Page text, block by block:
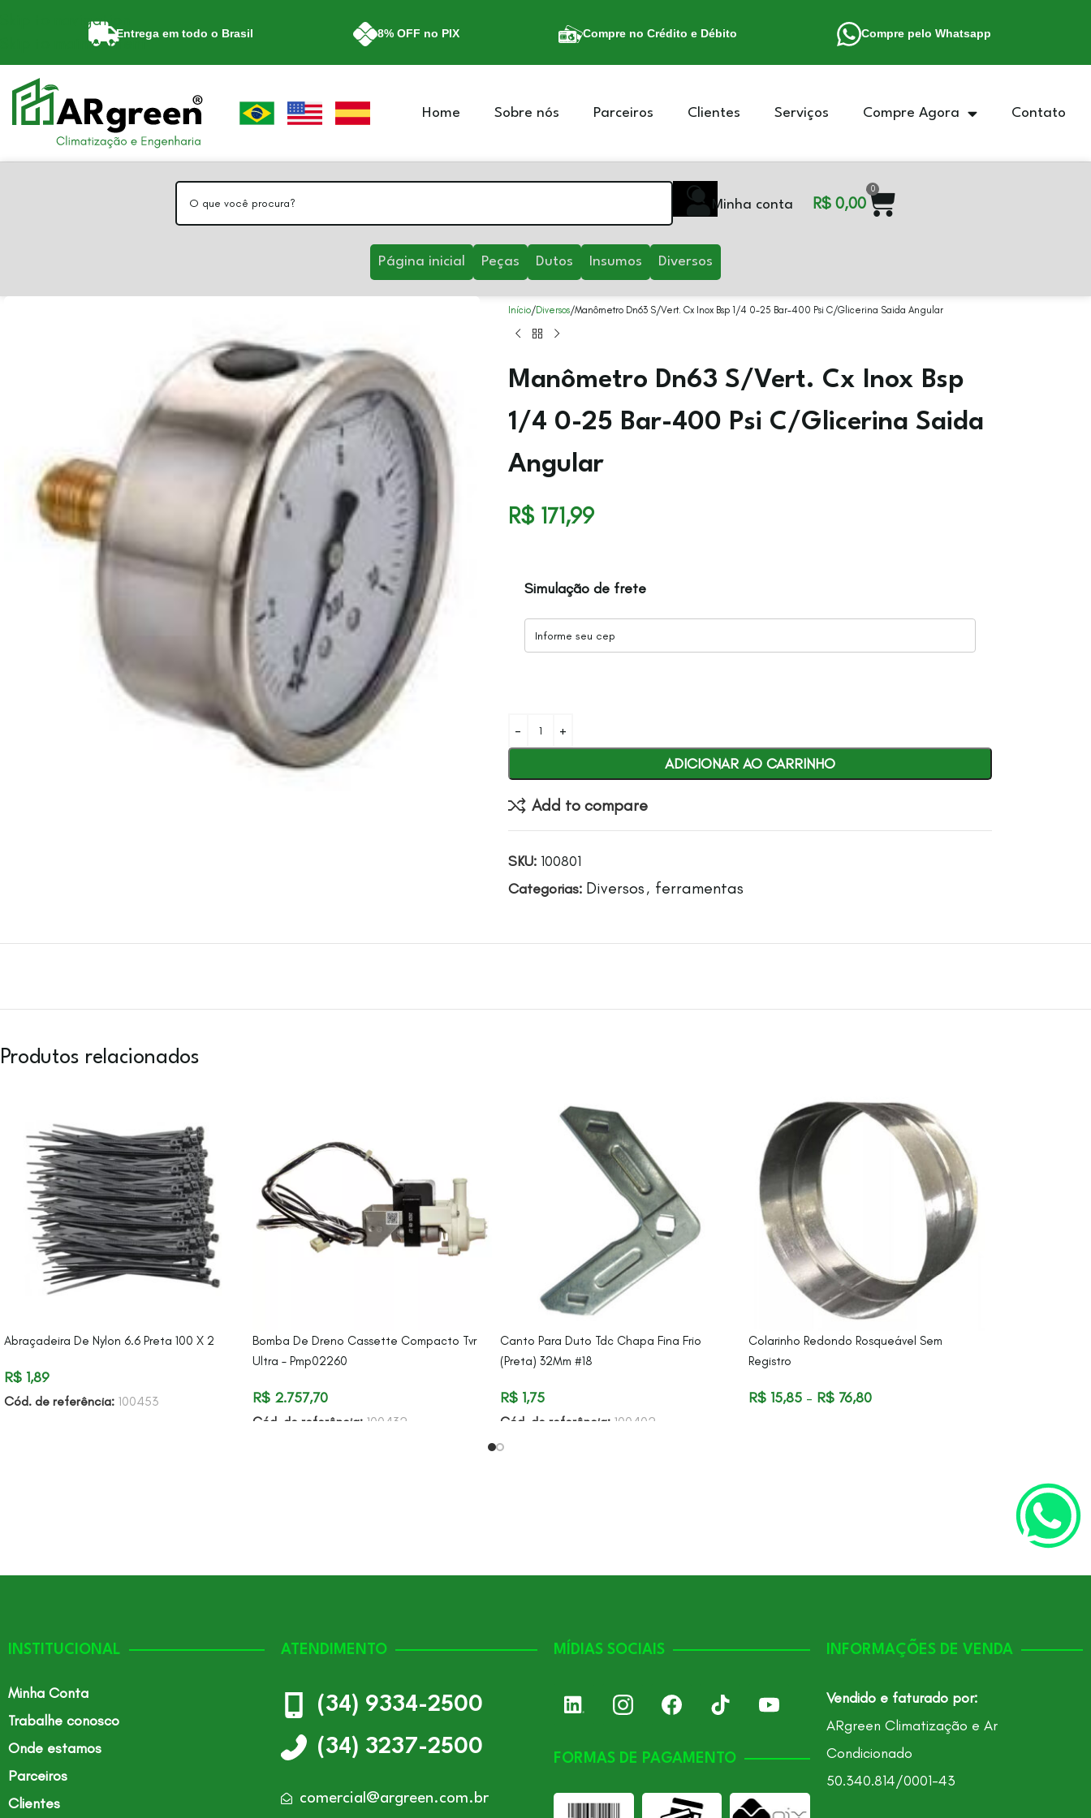
Skip to navigation
Skip to main content
Entrega em todo o Brasil 8% OFF no PIX Compre no Crédito e Débito Compre pelo Whatsapp
Home Sobre nós Parceiros Clientes Serviços Compre Agora Contato
Minha conta R$ 0,00
0
Página inicial Peças Dutos Insumos Diversos
Início Diversos Manômetro Dn63 S/Vert. Cx Inox Bsp 1/4 0-25 Bar-400 Psi C/Glicerina Saida Angular
Manômetro Dn63 S/Vert. Cx Inox Bsp
1/4 0-25 Bar-400 Psi C/Glicerina Saida
Angular
R$171,99
Simulação de frete
ADICIONAR AO CARRINHO
Add to compare
SKU: 100801
Categorias: Diversos, ferramentas
Produtos relacionados
Abraçadeira De Nylon 6.6 Preta 100 X 2
R$ 1,89
Cód. de referência: 100453
Bomba De Dreno Cassette Compacto Tvr
Ultra – Pmp02260
R$2.757,70
Cód. de referência: 100432
Canto Para Duto Tdc Chapa Fina Frio
(Preta) 32Mm #18
R$ 1,75
Cód. de referência: 100402
Colarinho Redondo Rosqueável Sem
Registro
R$15,85 – R$76,80
INSTITUCIONAL
Minha Conta
Trabalhe conosco
Onde estamos
Parceiros
Clientes
ATENDIMENTO
(34) 9334-2500
(34) 3237-2500
comercial@argreen.com.br
MÍDIAS SOCIAIS
FORMAS DE PAGAMENTO
INFORMAÇÕES DE VENDA
Vendido e faturado por:
ARgreen Climatização e Ar
Condicionado
50.340.814/0001-43